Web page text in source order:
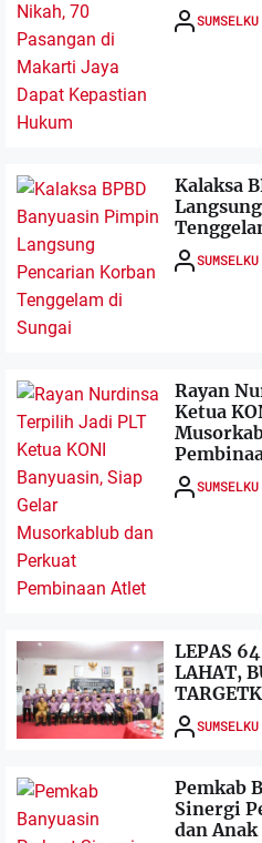
SUMSELKU
Kalaksa
SUMSELKU
Rayan
Ketua
SUMSELKU
LEPAS
LAHAT,
SUMSELKU
Pemkab
Sinergi
dan